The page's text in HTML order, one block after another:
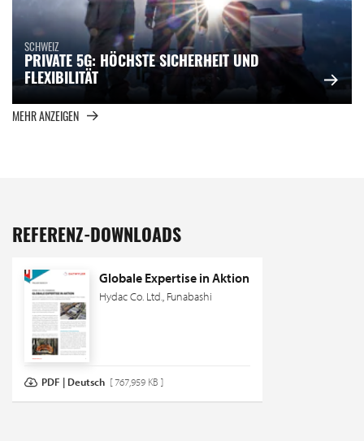
SCHWEIZ
PRIVATE 5G: HÖCHSTE SICHERHEIT UND
FLEXIBILITÄT
MEHR ANZEIGEN
REFERENZ-DOWNLOADS
Globale Expertise in Aktion
Hydac Co. Ltd., Funabashi
PDF | Deutsch [ 767,959 KB ]